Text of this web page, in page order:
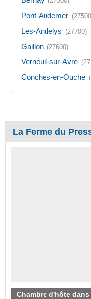
Pont-Audemer
Les-Andelys (27700)
Gaillon (27600)
Verneuil-sur-Avre
Conches-en-Ouche
La Ferme du
Chambre d'hôte dans